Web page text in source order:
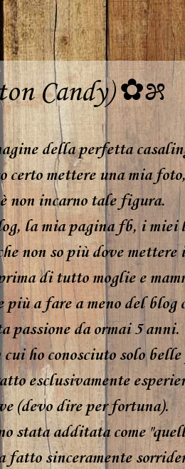
Candy) ✿೫
della perfetta
certo mettere una mia foto,
non incarno tale figura.
la mia pagina fb, i miei
non so più dove mettere
di tutto moglie e
più a fare a meno del blog
passione da ormai 5 anni.
ho conosciuto solo belle
esclusivamente
(devo dire per fortuna).
stata additata come
fatto sinceramente